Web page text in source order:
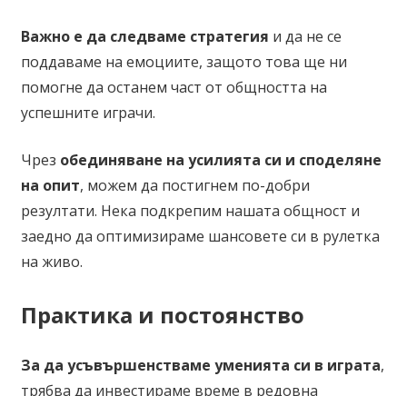
Важно е да следваме стратегия и да не се
поддаваме на емоциите, защото това ще ни
помогне да останем част от общността на
успешните играчи.
Чрез обединяване на усилията си и споделяне
на опит, можем да постигнем по-добри
резултати. Нека подкрепим нашата общност и
заедно да оптимизираме шансовете си в рулетка
на живо.
Практика и постоянство
За да усъвършенстваме уменията си в играта,
трябва да инвестираме време в редовна